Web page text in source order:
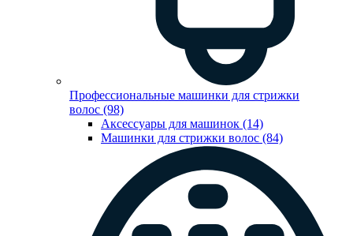
Профессиональные машинки для стрижки
волос (98)
Аксессуары для машинок (14)
Машинки для стрижки волос (84)